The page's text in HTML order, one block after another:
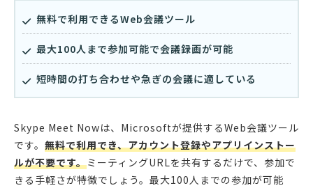
無料で利用できるWeb会議ツール
最大100人まで参加可能で会議録画が可能
短時間の打ち合わせや急ぎの会議に適している
Skype Meet Nowは、Microsoftが提供するWeb会議ツール
です。 無料で利用でき、アカウント登録やアプリインストー
ルが不要です。ミーティングURLを共有するだけで、参加で
きる手軽さが特徴でしょう。最大100人までの参加が可能